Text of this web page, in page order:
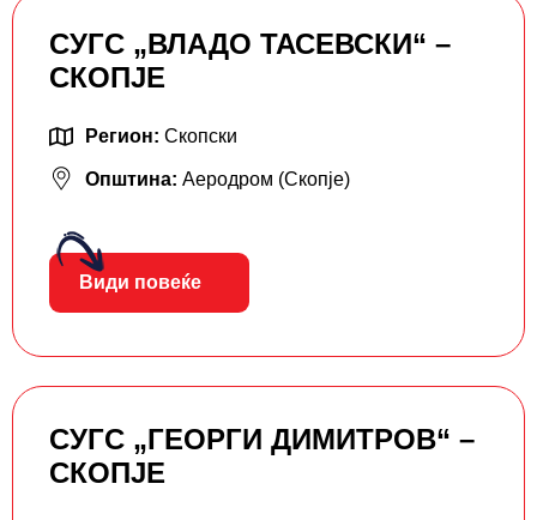
СУГС „ВЛАДО ТАСЕВСКИ“ –
СКОПЈЕ
Регион: Скопски
Општина: Аеродром (Скопје)
Види повеќе
СУГС „ГЕОРГИ ДИМИТРОВ“ –
СКОПЈЕ